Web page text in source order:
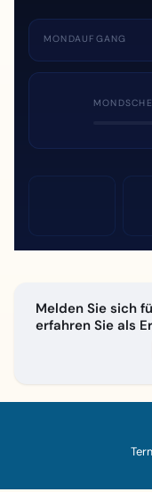
MONDAUFGANG
Melden Sie sich
erfahren Sie als